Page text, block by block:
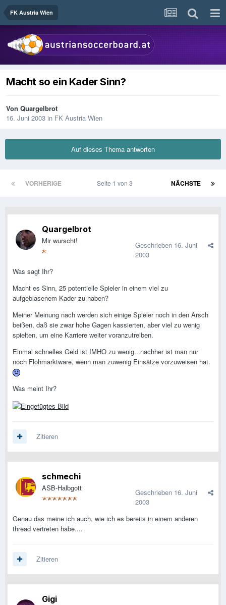
FK Austria Wien
Macht so ein Kader Sinn?
Von Quargelbrot
16. Juni 2003 in FK Austria Wien
Auf dieses Thema antworten
VORHERIGE NÄCHSTE
Seite 1 von 3
Quargelbrot
Mir wurscht! Geschrieben 16. Juni
2003
Was sagt Ihr?
Macht es Sinn, 25 potentielle Spieler in einem viel zu
aufgeblasenem Kader zu haben?
Meiner Meinung nach werden sich einige Spieler noch in den Arsch
beißen, daß sie zwar hohe Gagen kassierten, aber viel zu wenig
spielten, um eine Karriere weiter voranzutreiben.
Einmal schnelles Geld ist IMHO zu wenig...nachher ist man nur
noch Flohmarktware, wenn man zuwenig Einsätze vorzuweisen hat.
Was meint Ihr?
Zitieren
schmechi
ASB-Halbgott Geschrieben 16. Juni
2003
Genau das meine ich auch, wie ich es bereits in einem anderen
thread vertreten habe....
Zitieren
Gigi